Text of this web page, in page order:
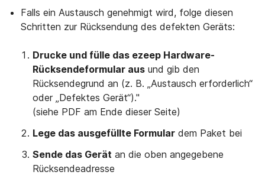
Falls ein Austausch genehmigt wird, folge diesen
Schritten zur Rücksendung des defekten Geräts:
Drucke und fülle das ezeep Hardware-
Rücksendeformular aus und gib den
Rücksendegrund an (z. B. „Austausch erforderlich“
oder „Defektes Gerät“)."
(siehe PDF am Ende dieser Seite)
Lege das ausgefüllte Formular dem Paket bei
Sende das Gerät an die oben angegebene
Rücksendeadresse